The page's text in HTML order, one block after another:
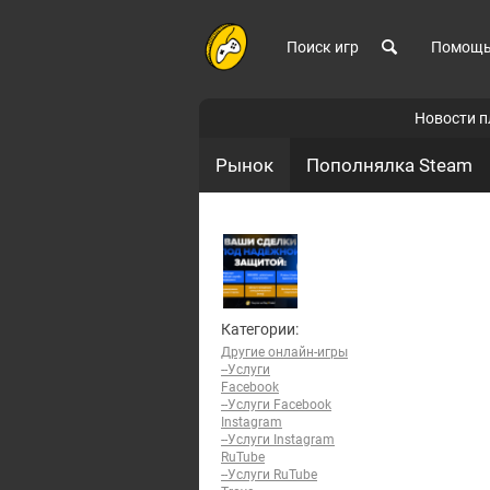
Поиск игр Помощь
Новости
Рынок Пополнялка Steam
Категории:
Другие онлайн-игры
--Услуги
Facebook
--Услуги Facebook
Instagram
--Услуги Instagram
RuTube
--Услуги RuTube